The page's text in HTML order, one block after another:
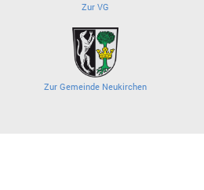
Zur VG
Zur Gemeinde Neukirchen